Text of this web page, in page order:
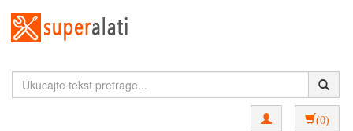
(0)